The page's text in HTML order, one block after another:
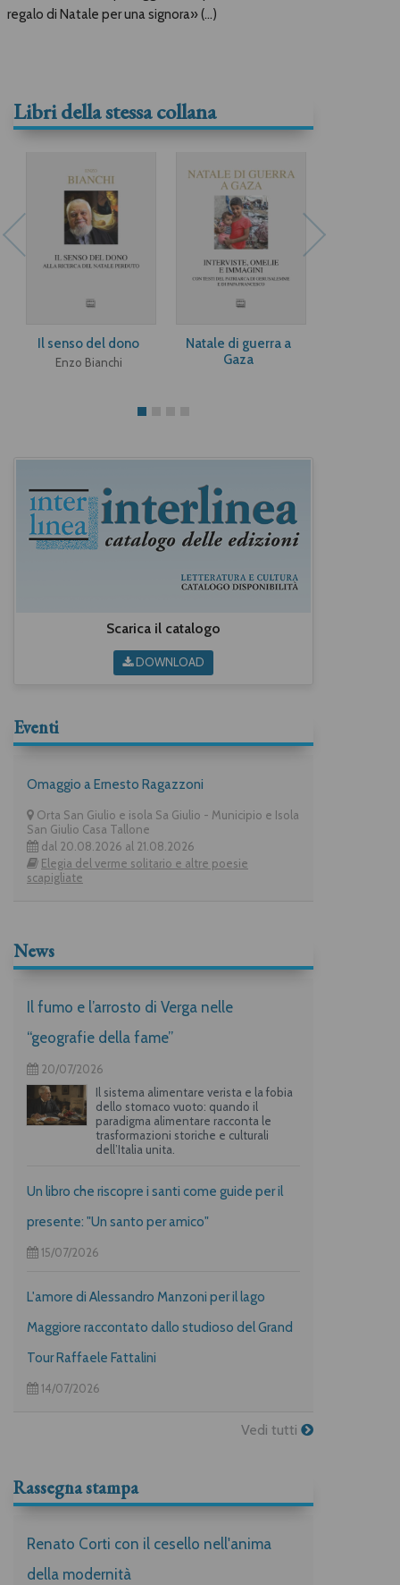
regalo di Natale per una signora» (…)
Libri della stessa collana
Il senso del dono
Enzo Bianchi
Natale di guerra a
Gaza
Scarica il catalogo
DOWNLOAD
Eventi
Omaggio a Ernesto Ragazzoni
Orta San Giulio e isola Sa Giulio - Municipio e Isola
San Giulio Casa Tallone
dal 20.08.2026 al 21.08.2026
Elegia del verme solitario e altre poesie
scapigliate
News
Il fumo e l’arrosto di Verga nelle
“geografie della fame”
20/07/2026
Il sistema alimentare verista e la fobia
dello stomaco vuoto: quando il
paradigma alimentare racconta le
trasformazioni storiche e culturali
dell’Italia unita.
Un libro che riscopre i santi come guide per il
presente: "Un santo per amico"
15/07/2026
L'amore di Alessandro Manzoni per il lago
Maggiore raccontato dallo studioso del Grand
Tour Raffaele Fattalini
14/07/2026
Vedi tutti
Rassegna stampa
Renato Corti con il cesello nell'anima
della modernità